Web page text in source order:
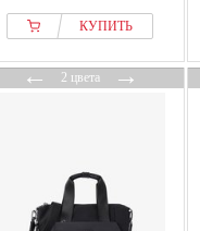
КУПИТЬ
←2 цвета→